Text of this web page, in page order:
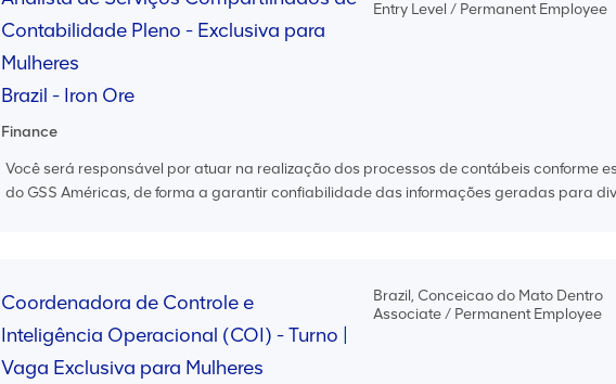
Contabilidade Pleno - Exclusiva para
Mulheres
Brazil - Iron Ore
Finance
Entry Level / Permanent Employee
Você será responsável por atuar na realização dos processos de contábeis conforme
do GSS Américas, de forma a garantir confiabilidade das informações geradas para
Coordenadora de Controle e
Inteligência Operacional (COI) - Turno |
Vaga Exclusiva para Mulheres
Brazil, Conceicao do Mato Dentro
Associate / Permanent Employee